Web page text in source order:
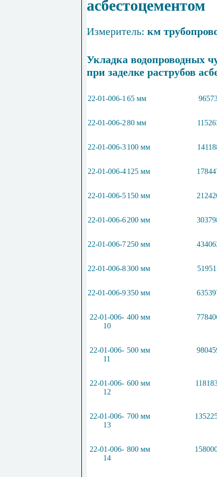
асбестоцементом
Измеритель: км
Укладка водопроводных
при заделке раструбов
22-01-006-1 65 мм
22-01-006-280 мм
22-01-006-3100 мм
22-01-006-4125 мм
22-01-006-5150 мм
22-01-006-6200 мм
22-01-006-7250 мм
22-01-006-8300 мм
22-01-006-9350 мм
22-01-006-
10
400 мм
22-01-006-
11
500 мм
22-01-006-
12
600 мм
22-01-006-
13
700 мм
22-01-006-
14
800 мм